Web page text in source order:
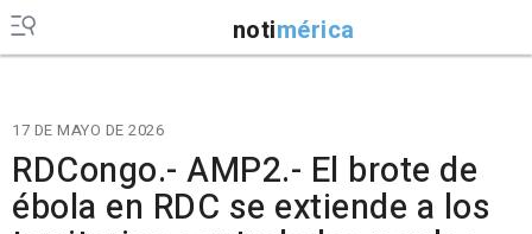
notimérica
17 DE MAYO DE 2026
RDCongo.- AMP2.- El brote de
ébola en RDC se extiende a los